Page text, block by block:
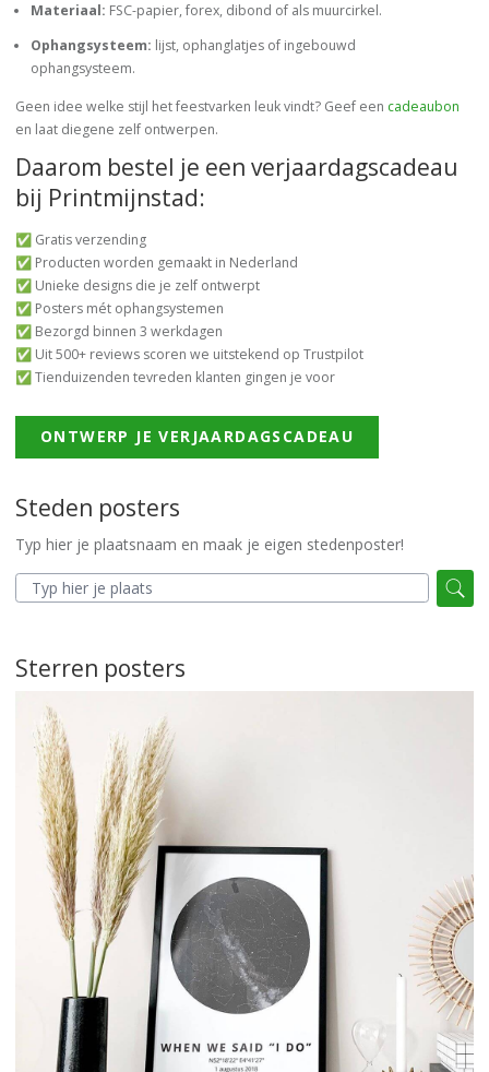
Materiaal: FSC-papier, forex, dibond of als muurcirkel.
Ophangsysteem: lijst, ophanglatjes of ingebouwd
ophangsysteem.
Geen idee welke stijl het feestvarken leuk vindt? Geef een cadeaubon
en laat diegene zelf ontwerpen.
Daarom bestel je een verjaardagscadeau
bij Printmijnstad:
✅ Gratis verzending
✅ Producten worden gemaakt in Nederland
✅ Unieke designs die je zelf ontwerpt
✅ Posters mét ophangsystemen
✅ Bezorgd binnen 3 werkdagen
✅ Uit 500+ reviews scoren we uitstekend op Trustpilot
✅ Tienduizenden tevreden klanten gingen je voor
ONTWERP JE VERJAARDAGSCADEAU
Steden posters
Typ hier je plaatsnaam en maak je eigen stedenposter!
Sterren posters